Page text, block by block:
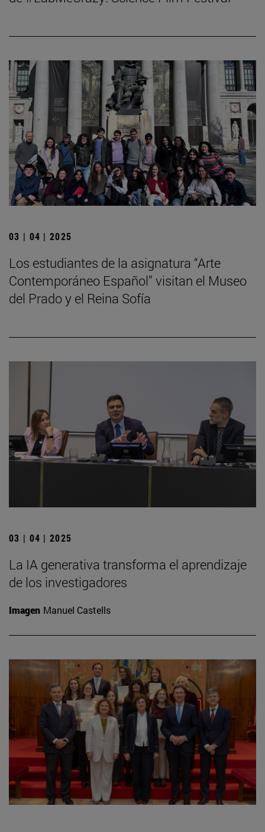
03 | 04 | 2025
Los estudiantes de la asignatura “Arte
Contemporáneo Español” visitan el Museo
del Prado y el Reina Sofía
03 | 04 | 2025
La IA generativa transforma el aprendizaje
de los investigadores
Imagen Manuel Castells